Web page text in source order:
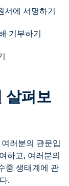
서에 서명하기
기부하기
살펴보
러분의 관문입
하고, 여러분의
중 생태계에 관
.